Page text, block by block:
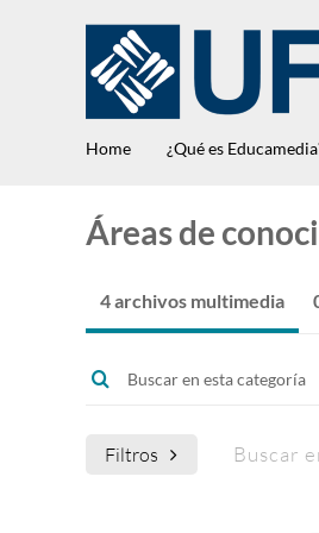
Home ¿Qué es
Áreas de
4 archivos multimedia
Filtros Buscar